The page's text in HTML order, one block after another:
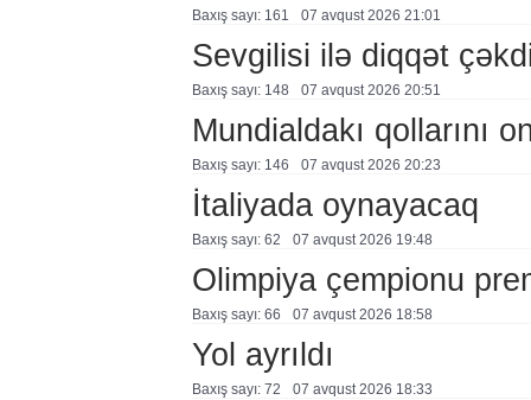
Baxış sayı: 161 07 avqust 2026 21:01
Sevgilisi ilə diqqət
Baxış sayı: 148 07 avqust 2026 20:51
Mundialdakı qollarını
Baxış sayı: 146 07 avqust 2026 20:23
İtaliyada oynayacaq
Baxış sayı: 62 07 avqust 2026 19:48
Olimpiya çempionu
Baxış sayı: 66 07 avqust 2026 18:58
Yol ayrıldı
Baxış sayı: 72 07 avqust 2026 18:33